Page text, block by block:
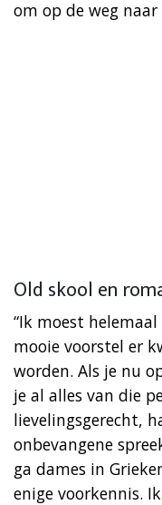
om op de weg naar
Old skool en
“Ik moest
mooie voorstel er
worden. Als je nu
je al alles van die
lievelingsgerecht,
onbevangene
ga dames in
enige voorkennis.